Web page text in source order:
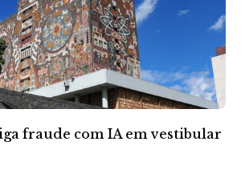
fraude com IA em vestibular